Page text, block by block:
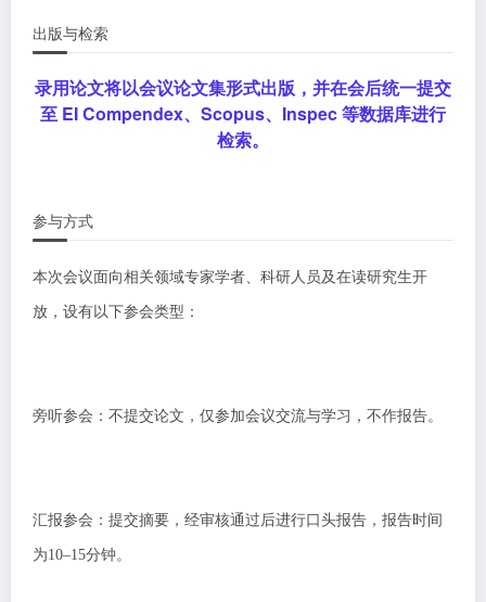
出版与检索
录用论文将以会议论文集形式出版，并在会后统一提交
至 EI Compendex、Scopus、Inspec 等数据库进行
检索。
参与方式
本次会议面向相关领域专家学者、科研人员及在读研究生开
放，设有以下参会类型：
旁听参会：不提交论文，仅参加会议交流与学习，不作报告。
汇报参会：提交摘要，经审核通过后进行口头报告，报告时间
为10–15分钟。